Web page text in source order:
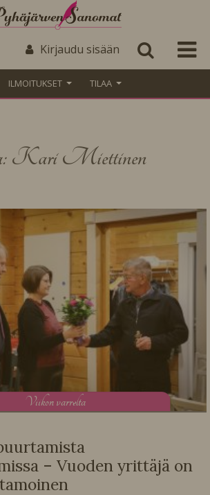
Kirjaudu sisään
ILMOITUKSET TILAA
Kari Miettinen
Viikon varrelta
– Vuoden yrittäjä on